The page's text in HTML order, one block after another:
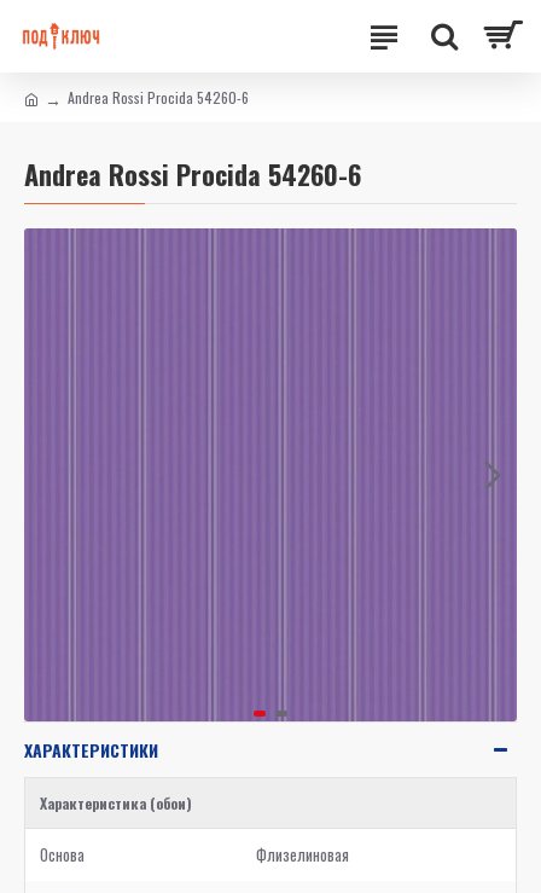
Andrea Rossi Procida 54260-6
Andrea Rossi Procida 54260-6
ХАРАКТЕРИСТИКИ
Характеристика (обои)
Основа Флизелиновая